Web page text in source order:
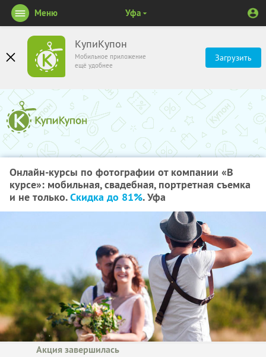
КупиКупон
Мобильное приложение
ещё удобнее
Загрузить
Меню Уфа
Онлайн-курсы по фотографии от компании «В
курсе»: мобильная, свадебная, портретная съемка
и не только.Скидка до 81%. Уфа
Акция завершилась